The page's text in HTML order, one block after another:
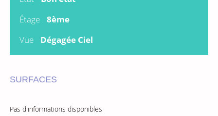
Étage
8ème
Vue
Dégagée Ciel
SURFACES
Pas d'informations disponibles